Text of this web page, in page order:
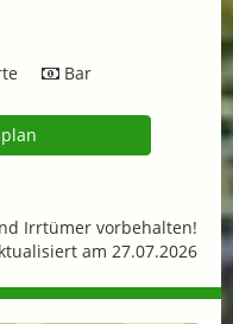
Bar
Irrtümer vorbehalten!
am 27.07.2026